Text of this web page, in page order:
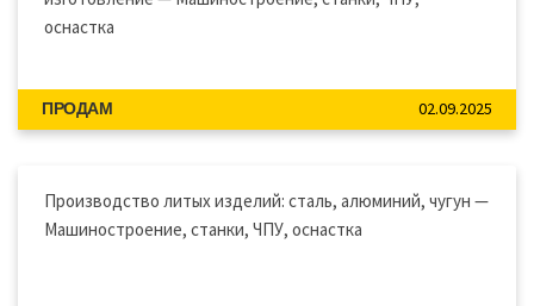
оснастка
ПРОДАМ 02.09.2025
Производство литых изделий: сталь, алюминий, чугун —
Машиностроение, станки, ЧПУ, оснастка